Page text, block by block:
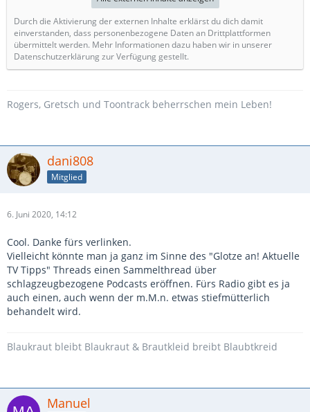
Durch die Aktivierung der externen Inhalte erklärst du dich damit
einverstanden, dass personenbezogene Daten an Drittplattformen
übermittelt werden. Mehr Informationen dazu haben wir in unserer
Datenschutzerklärung zur Verfügung gestellt.
Rogers, Gretsch und Toontrack beherrschen mein Leben!
dani808
Mitglied
6. Juni 2020, 14:12
Cool. Danke fürs verlinken.
Vielleicht könnte man ja ganz im Sinne des "Glotze an! Aktuelle
TV Tipps" Threads einen Sammelthread über
schlagzeugbezogene Podcasts eröffnen. Fürs Radio gibt es ja
auch einen, auch wenn der m.M.n. etwas stiefmütterlich
behandelt wird.
Blaukraut bleibt Blaukraut & Brautkleid breibt Blaubtkreid
Manuel